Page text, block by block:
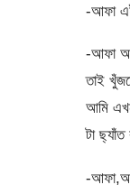
-আফা এই
-আফা
তাই
আমি
টা
-